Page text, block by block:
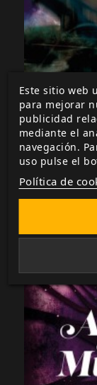
Este sitio web
para mejorar
publicidad
mediante el
navegación.
uso pulse el
Política de